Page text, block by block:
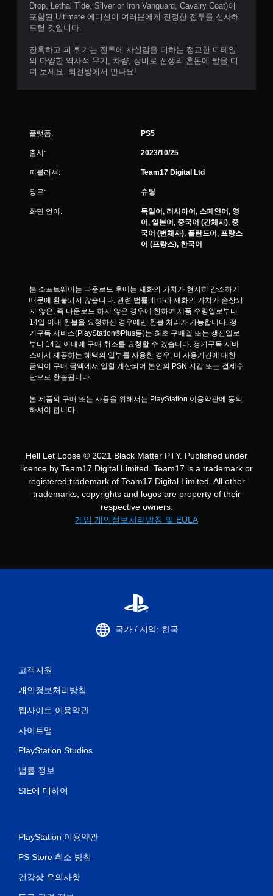
Drop, Lethal Tide, Silver or Iron Vanguard, Cavalry Coat)이
포함된 Ultimate 에디션이 여러분에게 진정한 전투를 선사해
드릴 것입니다.
잔혹하고 피 튀기는 전투에 사실감을 더하는 정교한 디테일
의 다양한 역사적 무기, 차량, 장비로 전쟁의 혼돈에 발을 디
뎌 보세요. 최전방에서 만나요!
플랫폼: PS5
출시: 2023/10/25
퍼블리셔: Team17 Digital Ltd
장르: 슈팅
화면 언어:
독일어, 러시아어, 스페인어, 영
어, 일본어, 중국어 (간체자), 중
국어 (번체자), 폴란드어, 프랑스
어 (프랑스), 한국어
본 소프트웨어는 다운로드 후에는 재화의 가치가 현저히 감소하기
때문에 환불되지 않습니다. 관련 법률에 따라 재화의 가치가 손상되
지 않은, 즉 다운로드 하지 않은 경우에 한하여 제품 수령일로부터
14일 이내 환불을 요청하신 경우에만 환불 처리가 가능합니다. 정
기구독 서비스(PlayStation®Plus등)는 최초 구매일 또는 갱신일로
부터 14일 이내에 구매 취소를 요청할 수 있습니다. 정기구독 서비
스에서 제공하는 혜택의 일부를 사용한 경우, 미 사용기간에 대한
금액이 구매 금액에서 일할 계산되어 본인의 PSN 지갑 또는 결제수
단으로 환불됩니다.
본 제품의 구매 또는 사용을 위해서는 PlayStation 이용약관에 동의
하셔야 합니다.
Hell Let Loose © 2021 Black Matter PTY. Published under
licence by Team17 Digital Limited. Team17 is a trademark or
registered trademark of Team17 Digital Limited. All other
trademarks, copyrights and logos are property of their
respective owners.
게임 개인정보처리방침 및 EULA
국가 / 지역: 한국
고객지원
개인정보처리방침
웹사이트 이용약관
사이트맵
PlayStation Studios
법률 정보
SIE에 대하여
PlayStation 이용약관
PS Store 취소 방침
건강상 유의사항